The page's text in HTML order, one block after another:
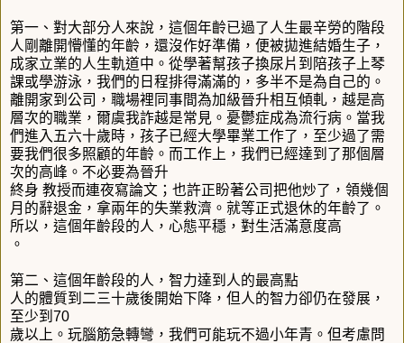
第一、對大部分人來說，這個年齡已過了人生最辛勞的階段
人剛離開懵懂的年齡，還沒作好準備，便被拋進結婚生子，
成家立業的人生軌道中。從學著幫孩子換尿片到陪孩子上琴
課或學游泳，我們的日程排得滿滿的，多半不是為自己的。
離開家到公司，職場裡同事間為加級晉升相互傾軋，越是高
層次的職業，爾虞我詐越是常見。憂鬱症成為流行病。當我
們進入五六十歲時，孩子已經大學畢業工作了，至少過了需
要我們很多照顧的年齡。而工作上，我們已經達到了那個層
次的高峰。不必要為晉升
終身 教授而連夜寫論文；也許正盼著公司把他炒了，領幾個
月的辭退金，拿兩年的失業救濟。就等正式退休的年齡了。
所以，這個年齡段的人，心態平穩，對生活滿意度高
。
第二、這個年齡段的人，智力達到人的最高點
人的體質到二三十歲後開始下降，但人的智力卻仍在發展，
至少到70
歲以上。玩腦筋急轉彎，我們可能玩不過小年青。但考慮問